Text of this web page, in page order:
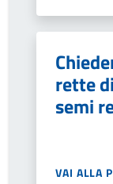
rette
semi
VAI ALLA